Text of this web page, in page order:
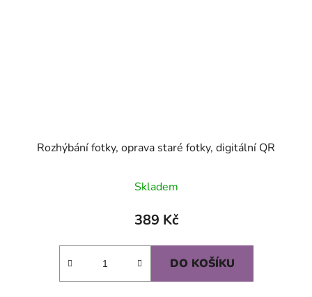
Rozhýbání fotky, oprava staré fotky, digitální QR
Skladem
389 Kč
DO KOŠÍKU